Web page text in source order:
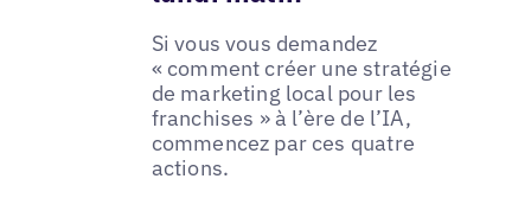
Si vous vous demandez
« comment créer une stratégie
de marketing local pour les
franchises » à l’ère de l’IA,
commencez par ces quatre
actions.